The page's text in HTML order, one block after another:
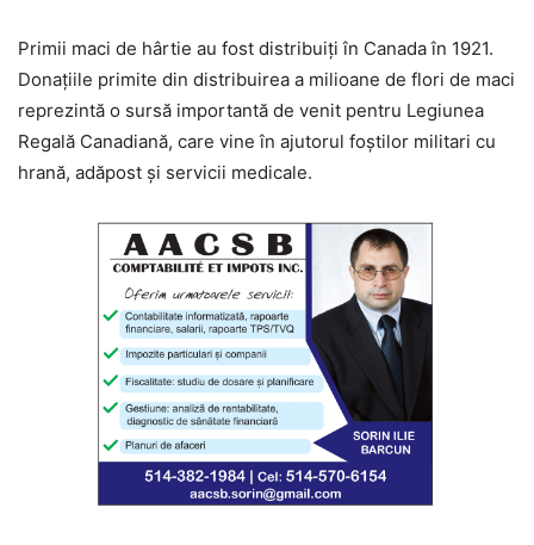
Primii maci de hârtie au fost distribuiți în Canada în 1921.
Donațiile primite din distribuirea a milioane de flori de maci
reprezintă o sursă importantă de venit pentru Legiunea
Regală Canadiană, care vine în ajutorul foștilor militari cu
hrană, adăpost și servicii medicale.